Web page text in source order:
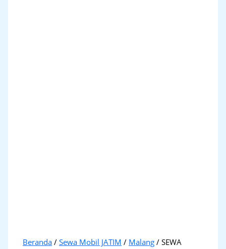
Beranda /Sewa Mobil JATIM / Malang / SEWA